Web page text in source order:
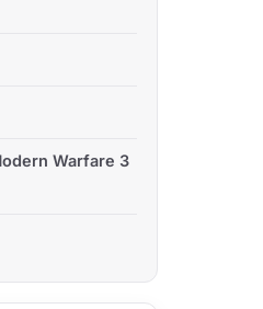
Warfare 3